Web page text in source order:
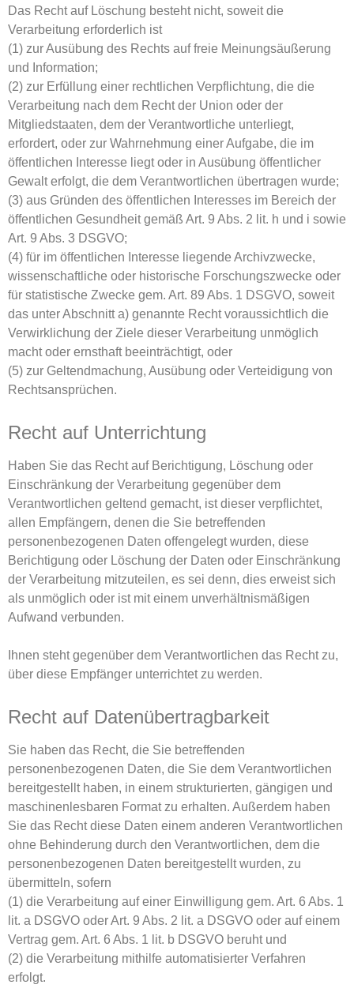
Das Recht auf Löschung besteht nicht, soweit die
Verarbeitung erforderlich ist
(1) zur Ausübung des Rechts auf freie Meinungsäußerung
und Information;
(2) zur Erfüllung einer rechtlichen Verpflichtung, die die
Verarbeitung nach dem Recht der Union oder der
Mitgliedstaaten, dem der Verantwortliche unterliegt,
erfordert, oder zur Wahrnehmung einer Aufgabe, die im
öffentlichen Interesse liegt oder in Ausübung öffentlicher
Gewalt erfolgt, die dem Verantwortlichen übertragen wurde;
(3) aus Gründen des öffentlichen Interesses im Bereich der
öffentlichen Gesundheit gemäß Art. 9 Abs. 2 lit. h und i sowie
Art. 9 Abs. 3 DSGVO;
(4) für im öffentlichen Interesse liegende Archivzwecke,
wissenschaftliche oder historische Forschungszwecke oder
für statistische Zwecke gem. Art. 89 Abs. 1 DSGVO, soweit
das unter Abschnitt a) genannte Recht voraussichtlich die
Verwirklichung der Ziele dieser Verarbeitung unmöglich
macht oder ernsthaft beeinträchtigt, oder
(5) zur Geltendmachung, Ausübung oder Verteidigung von
Rechtsansprüchen.
Recht auf Unterrichtung
Haben Sie das Recht auf Berichtigung, Löschung oder
Einschränkung der Verarbeitung gegenüber dem
Verantwortlichen geltend gemacht, ist dieser verpflichtet,
allen Empfängern, denen die Sie betreffenden
personenbezogenen Daten offengelegt wurden, diese
Berichtigung oder Löschung der Daten oder Einschränkung
der Verarbeitung mitzuteilen, es sei denn, dies erweist sich
als unmöglich oder ist mit einem unverhältnismäßigen
Aufwand verbunden.
Ihnen steht gegenüber dem Verantwortlichen das Recht zu,
über diese Empfänger unterrichtet zu werden.
Recht auf Datenübertragbarkeit
Sie haben das Recht, die Sie betreffenden
personenbezogenen Daten, die Sie dem Verantwortlichen
bereitgestellt haben, in einem strukturierten, gängigen und
maschinenlesbaren Format zu erhalten. Außerdem haben
Sie das Recht diese Daten einem anderen Verantwortlichen
ohne Behinderung durch den Verantwortlichen, dem die
personenbezogenen Daten bereitgestellt wurden, zu
übermitteln, sofern
(1) die Verarbeitung auf einer Einwilligung gem. Art. 6 Abs. 1
lit. a DSGVO oder Art. 9 Abs. 2 lit. a DSGVO oder auf einem
Vertrag gem. Art. 6 Abs. 1 lit. b DSGVO beruht und
(2) die Verarbeitung mithilfe automatisierter Verfahren
erfolgt.